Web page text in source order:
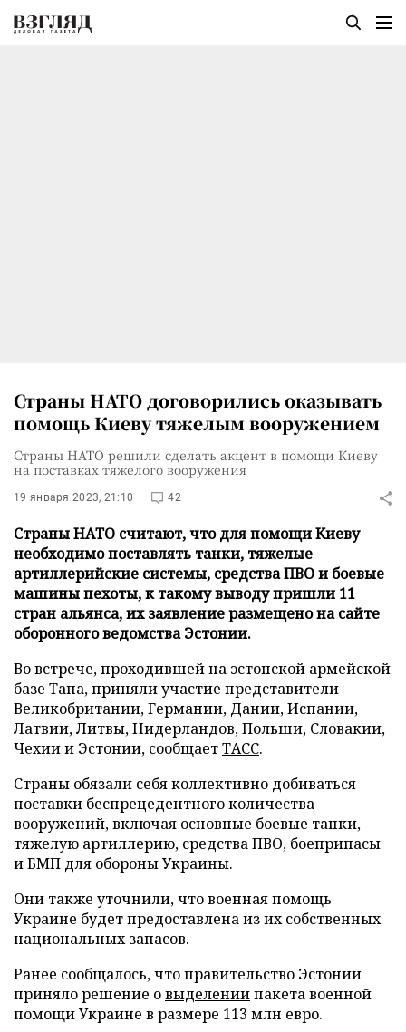
Страны НАТО договорились оказывать
помощь Киеву тяжелым вооружением
Страны НАТО решили сделать акцент в помощи Киеву
на поставках тяжелого вооружения
19 января 2023, 21:10 42
Страны НАТО считают, что для помощи Киеву
необходимо поставлять танки, тяжелые
артиллерийские системы, средства ПВО и боевые
машины пехоты, к такому выводу пришли 11
стран альянса, их заявление размещено на сайте
оборонного ведомства Эстонии.
Во встрече, проходившей на эстонской армейской
базе Тапа, приняли участие представители
Великобритании, Германии, Дании, Испании,
Латвии, Литвы, Нидерландов, Польши, Словакии,
Чехии и Эстонии, сообщаетТАСС.
Страны обязали себя коллективно добиваться
поставки беспрецедентного количества
вооружений, включая основные боевые танки,
тяжелую артиллерию, средства ПВО, боеприпасы
и БМП для обороны Украины.
Они также уточнили, что военная помощь
Украине будет предоставлена из их собственных
национальных запасов.
Ранее сообщалось, что правительство Эстонии
приняло решение овыделениипакета военной
помощи Украине в размере 113 млн евро.